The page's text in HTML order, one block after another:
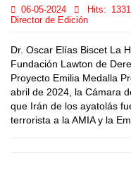
06-05-2024 Hits: 1331
Director de Edición
Dr. Oscar Elías Biscet La
Fundación Lawton de
Proyecto Emilia Medalla
abril de 2024, la Cámara
que Irán de los ayatolás
terrorista a la AMIA y la